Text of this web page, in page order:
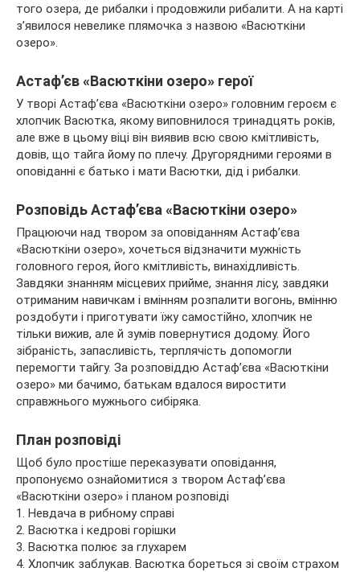
того озера, де рибалки і продовжили рибалити. А на карті
з’явилося невелике плямочка з назвою «Васюткіни
озеро».
Астаф’єв «Васюткіни озеро» герої
У творі Астаф’єва «Васюткіни озеро» головним героєм є
хлопчик Васютка, якому виповнилося тринадцять років,
але вже в цьому віці він виявив всю свою кмітливість,
довів, що тайга йому по плечу. Другорядними героями в
оповіданні є батько і мати Васютки, дід і рибалки.
Розповідь Астаф’єва «Васюткіни озеро»
Працюючи над твором за оповіданням Астаф’єва
«Васюткіни озеро», хочеться відзначити мужність
головного героя, його кмітливість, винахідливість.
Завдяки знанням місцевих прийме, знання лісу, завдяки
отриманим навичкам і вмінням розпалити вогонь, вмінню
роздобути і приготувати їжу самостійно, хлопчик не
тільки вижив, але й зумів повернутися додому. Його
зібраність, запасливість, терплячість допомогли
перемогти тайгу. За розповіддю Астаф’єва «Васюткіни
озеро» ми бачимо, батькам вдалося виростити
справжнього мужнього сибіряка.
План розповіді
Щоб було простіше переказувати оповідання,
пропонуємо ознайомитися з твором Астаф’єва
«Васюткіни озеро» і планом розповіді
1. Невдача в рибному справі
2. Васютка і кедрові горішки
3. Васютка полює за глухарем
4. Хлопчик заблукав. Васютка бореться зі своїм страхом